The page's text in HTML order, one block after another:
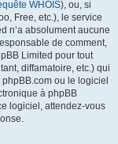
WHOIS), ou, si
Free, etc.), le service
n’a absolument aucune
de comment,
Limited pour tout
diffamatoire, etc.) qui
ou le logiciel
à phpBB
logiciel, attendez-vous